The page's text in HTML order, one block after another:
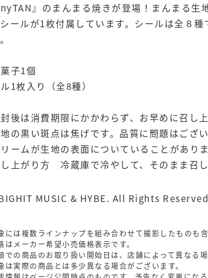
』のまんまる焼きが登場！まんまる
ールが1枚付属しています。シールは全８
子1個
1枚入り（全8種）
後は消費期限にかかわらず、お早めに召し上
の黒い斑点は焦げです。品質に問題はござい
ームが生地の表面についていることがあり
上がり方 冷蔵庫で冷やして、そのまま召し
MUSIC & HYBE. All Rights
は複数ラインナップを組み合わせて撮影したものも含
メーカー希望小売価格表示です。
の商品のお取り扱い開始日は、店舗によって異なる場
実際の商品とは多少異なる場合がございます。